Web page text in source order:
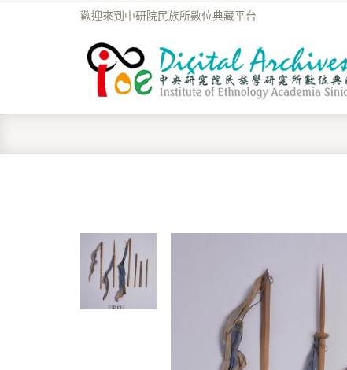
歡迎來到中研院民族所數位典藏平台